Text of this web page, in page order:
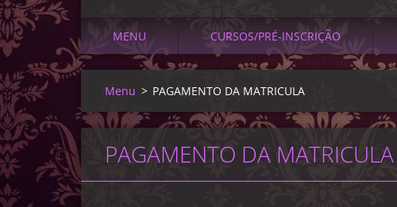
MENU CURSOS/PRÉ-INSCRIÇÃO
Menu > PAGAMENTO DA MATRICULA
PAGAMENTO DA MATRICULA